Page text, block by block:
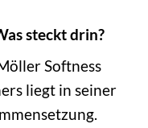
steckt drin?
Softness
liegt in seiner